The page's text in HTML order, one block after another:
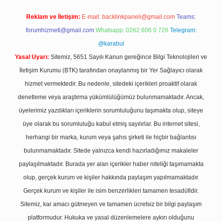
Reklam ve İletişim: E-mail: backlinkpaneli@gmail.com Teams:
forumhizmeti@gmail.com Whatsapp: 0262 606 0 726 Telegram:
@karabul
Yasal Uyarı: Sitemiz, 5651 Sayılı Kanun gereğince Bilgi Teknolojileri ve
İletişim Kurumu (BTK) tarafından onaylanmış bir Yer Sağlayıcı olarak
hizmet vermektedir. Bu nedenle, sitedeki içerikleri proaktif olarak
denetleme veya araştırma yükümlülüğümüz bulunmamaktadır. Ancak,
üyelerimiz yazdıkları içeriklerin sorumluluğunu taşımakta olup, siteye
üye olarak bu sorumluluğu kabul etmiş sayılırlar. Bu internet sitesi,
herhangi bir marka, kurum veya şahıs şirketi ile hiçbir bağlantısı
bulunmamaktadır. Sitede yalnızca kendi hazırladığımız makaleler
paylaşılmaktadır. Burada yer alan içerikler haber niteliği taşımamakta
olup, gerçek kurum ve kişiler hakkında paylaşım yapılmamaktadır.
Gerçek kurum ve kişiler ile isim benzerlikleri tamamen tesadüfidir.
Sitemiz, kar amacı gütmeyen ve tamamen ücretsiz bir bilgi paylaşım
platformudur. Hukuka ve yasal düzenlemelere aykırı olduğunu